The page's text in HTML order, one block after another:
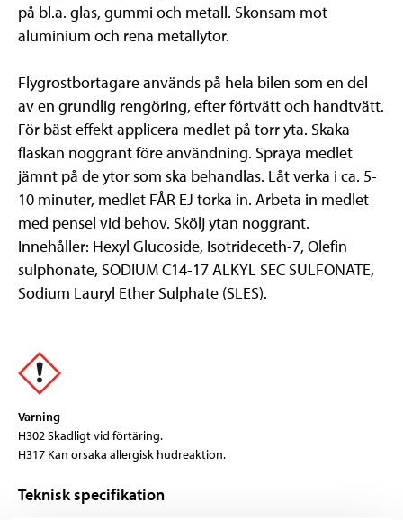
på bl.a. glas, gummi och metall. Skonsam mot
aluminium och rena metallytor.
Flygrostbortagare används på hela bilen som en del
av en grundlig rengöring, efter förtvätt och handtvätt.
För bäst effekt applicera medlet på torr yta. Skaka
flaskan noggrant före användning. Spraya medlet
jämnt på de ytor som ska behandlas. Låt verka i ca. 5-
10 minuter, medlet FÅR EJ torka in. Arbeta in medlet
med pensel vid behov. Skölj ytan noggrant.
Innehåller: Hexyl Glucoside, Isotrideceth-7, Olefin
sulphonate, SODIUM C14-17 ALKYL SEC SULFONATE,
Sodium Lauryl Ether Sulphate (SLES).
Varning
H302 Skadligt vid förtäring.
H317 Kan orsaka allergisk hudreaktion.
Teknisk specifikation